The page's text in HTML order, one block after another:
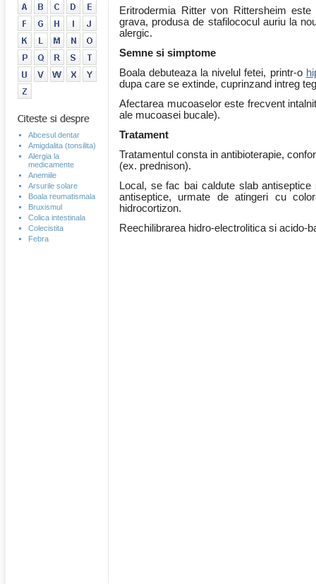
Abcesul dentar
Amigdalita (tonsilita)
Alergia la
medicamente
Anemiile
Arsurile solare
Boala reumatismala
Bruxismul
Colica intestinala
Colecistita
Febra
Eritrodermia Ritter von Rittersheim
grava, produsa de stafilococul auriu la
alergic.
Semne si simptome
Boala debuteaza la nivelul fetei, printr-o
dupa care se extinde, cuprinzand intreg
Afectarea mucoaselor este frecvent
ale mucoasei bucale).
Tratament
Tratamentul consta in antibioterapie,
(ex. prednison).
Local, se fac bai caldute slab
antiseptice, urmate de atingeri cu
hidrocortizon.
Reechilibrarea hidro-electrolitica si acido-